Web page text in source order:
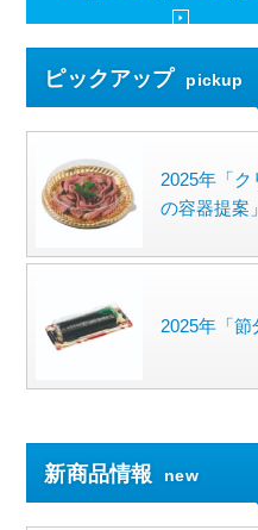
ピックアップ pickup
2025年「
の容器提案
2025年「
新商品情報 new